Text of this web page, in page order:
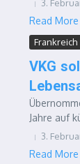
3.
Read More
Frankreich
VKG
Jahre auf
3.
Read More